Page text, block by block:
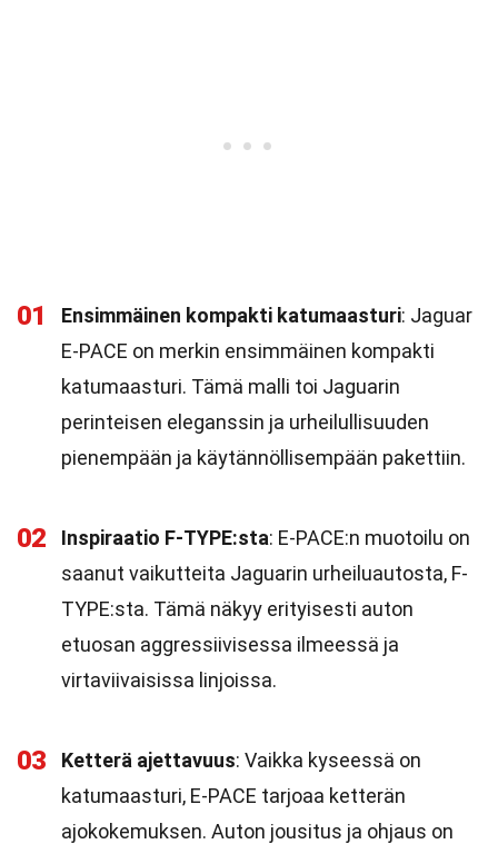
01 Ensimmäinen kompakti katumaasturi: Jaguar
E-PACE on merkin ensimmäinen kompakti
katumaasturi. Tämä malli toi Jaguarin
perinteisen eleganssin ja urheilullisuuden
pienempään ja käytännöllisempään pakettiin.
02 Inspiraatio F-TYPE:sta: E-PACE:n muotoilu on
saanut vaikutteita Jaguarin urheiluautosta, F-
TYPE:sta. Tämä näkyy erityisesti auton
etuosan aggressiivisessa ilmeessä ja
virtaviivaisissa linjoissa.
03 Ketterä ajettavuus: Vaikka kyseessä on
katumaasturi, E-PACE tarjoaa ketterän
ajokokemuksen. Auton jousitus ja ohjaus on